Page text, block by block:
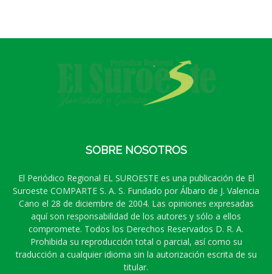
SOBRE NOSOTROS
El Periódico Regional EL SUROESTE es una publicación de El
Suroeste COMPARTE S. A. S. Fundado por Álbaro de J. Valencia
Cano el 28 de diciembre de 2004. Las opiniones expresadas
aquí son responsabilidad de los autores y sólo a ellos
compromete. Todos los Derechos Reservados D. R. A.
Prohibida su reproducción total o parcial, así como su
traducción a cualquier idioma sin la autorización escrita de su
titular.